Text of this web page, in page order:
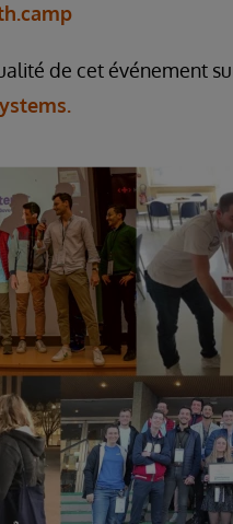
de cet événement